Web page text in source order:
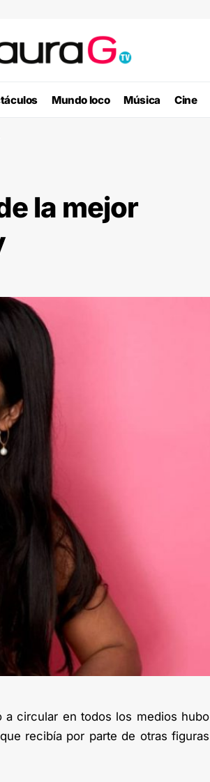
Mundo loco Música Cine
la mejor
a circular en todos los medios hubo
recibía por parte de otras figuras